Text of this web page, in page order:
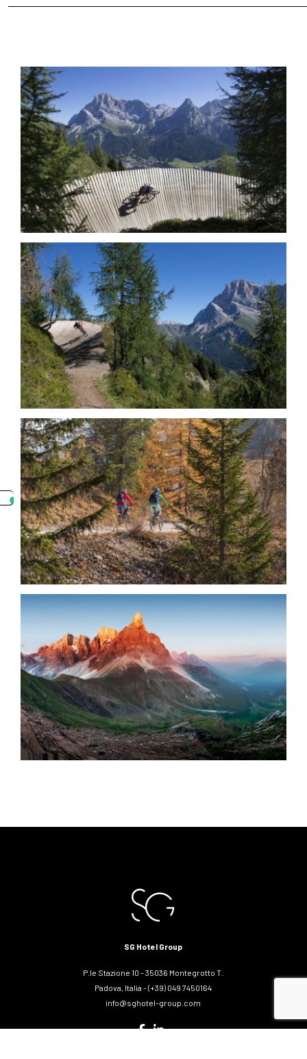
SG Hotel Group
P.le Stazione 10 - 35036 Montegrotto T.
Padova, Italia - (+39) 049 7450164
info@sghotel-group.com